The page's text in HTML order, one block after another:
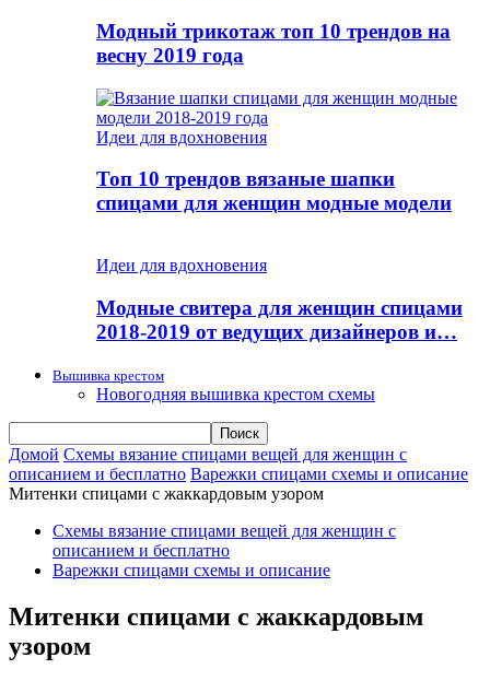
Модный трикотаж топ 10 трендов на
весну 2019 года
Идеи для вдохновения
Топ 10 трендов вязаные шапки
спицами для женщин модные модели
Идеи для вдохновения
Модные свитера для женщин спицами
2018-2019 от ведущих дизайнеров и…
Вышивка крестом
Новогодняя вышивка крестом схемы
Домой Схемы вязание спицами вещей для женщин с
описанием и бесплатно Варежки спицами схемы и описание
Митенки спицами с жаккардовым узором
Схемы вязание спицами вещей для женщин с
описанием и бесплатно
Варежки спицами схемы и описание
Митенки спицами с жаккардовым
узором